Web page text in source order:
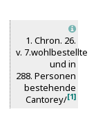
L
1. Chron. 26.
v. 7.wohlbestellte
und in
288. Personen
bestehende
Cantorey/[1]